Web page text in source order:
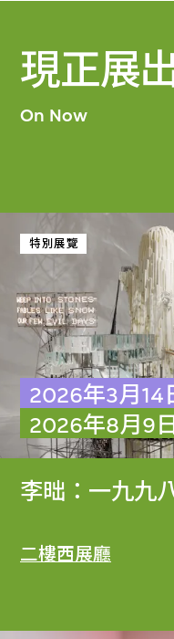
現正展
On Now
特別展覽
2026年3月14
2026年8月9日
李昢：一九九
二樓西展廳